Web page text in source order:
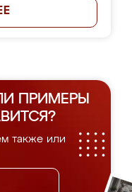
ПРИМЕРЫ
также или